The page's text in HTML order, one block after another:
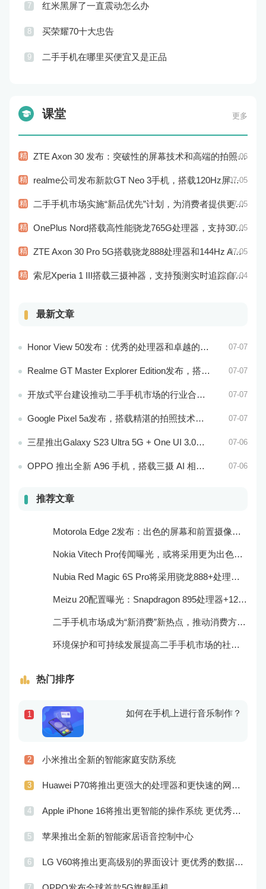
7 红米黑屏了一直震动怎么办
8 买荣耀70十大忠告
9 二手手机在哪里买便宜又是正品
课堂 更多
精 ZTE Axon 30 发布：突破性的屏幕技术和高端的拍照表现07-06
精 realme公司发布新款GT Neo 3手机，搭载120Hz屏幕刷新率07-05
精 二手手机市场实施“新品优先”计划，为消费者提供更加高性能的二手手机选择07-05
精 OnePlus Nord搭载高性能骁龙765G处理器，支持30W快充07-05
精 ZTE Axon 30 Pro 5G搭载骁龙888处理器和144Hz AMOLED显示屏：性能和显示效果俱佳07-05
精 索尼Xperia 1 III搭载三摄神器，支持预测实时追踪自动对焦07-04
最新文章
Honor View 50发布：优秀的处理器和卓越的音频效果 07-07
Realme GT Master Explorer Edition发布，搭载卓越的摄像头和高效的处理器 07-07
开放式平台建设推动二手手机市场的行业合作与共赢 07-07
Google Pixel 5a发布，搭载精湛的拍照技术和处理器 07-07
三星推出Galaxy S23 Ultra 5G + One UI 3.0，搭载骁龙888处理器和一亿像素主摄像头 07-06
OPPO 推出全新 A96 手机，搭载三摄 AI 相机和超大电池容量 07-06
推荐文章
Motorola Edge 2发布：出色的屏幕和前置摄像头系统
Nokia Vitech Pro传闻曝光，或将采用更为出色的相机和屏幕技术
Nubia Red Magic 6S Pro将采用骁龙888+处理器和165Hz刷新率：游戏性能更强
Meizu 20配置曝光：Snapdragon 895处理器+120Hz屏幕
二手手机市场成为“新消费”新热点，推动消费方式的转型与升级
环境保护和可持续发展提高二手手机市场的社会责任感和可持续性
热门排序
1 如何在手机上进行音乐制作？
2 小米推出全新的智能家庭安防系统
3 Huawei P70将推出更强大的处理器和更快速的网络连接
4 Apple iPhone 16将推出更智能的操作系统 更优秀的音频效果
5 苹果推出全新的智能家居语音控制中心
6 LG V60将推出更高级别的界面设计 更优秀的数据隐私保护